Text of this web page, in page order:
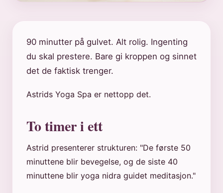
90 minutter på gulvet. Alt rolig. Ingenting
du skal prestere. Bare gi kroppen og sinnet
det de faktisk trenger.
Astrids Yoga Spa er nettopp det.
To timer i ett
Astrid presenterer strukturen: "De første 50
minuttene blir bevegelse, og de siste 40
minuttene blir yoga nidra guidet meditasjon."